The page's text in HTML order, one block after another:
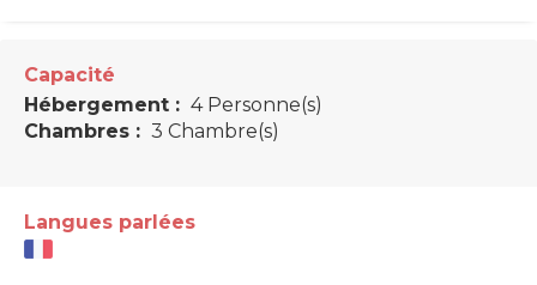
Capacité
Hébergement : 4 Personne(s)
Chambres : 3 Chambre(s)
Langues parlées